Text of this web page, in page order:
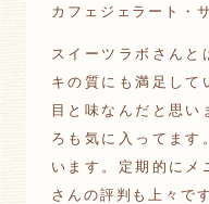
カフェジェラート・
スイーツラボさんと
キの質にも満足して
目と味なんだと思い
ろも気に入ってます
います。定期的にメ
さんの評判も上々で